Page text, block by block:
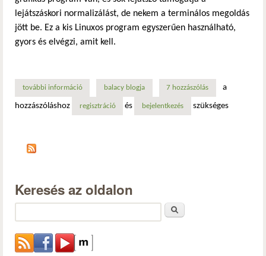
lejátszáskori normalizálást, de nekem a terminálos megoldás
jött be. Ez a kis Linuxos program egyszerűen használható,
gyors és elvégzi, amit kell.
további információmp3 normalizálása tartalommal kapcsolatosan
balacy blogja 7 hozzászólás a
hozzászóláshoz regisztráció és bejelentkezés szükséges
Keresés az oldalon